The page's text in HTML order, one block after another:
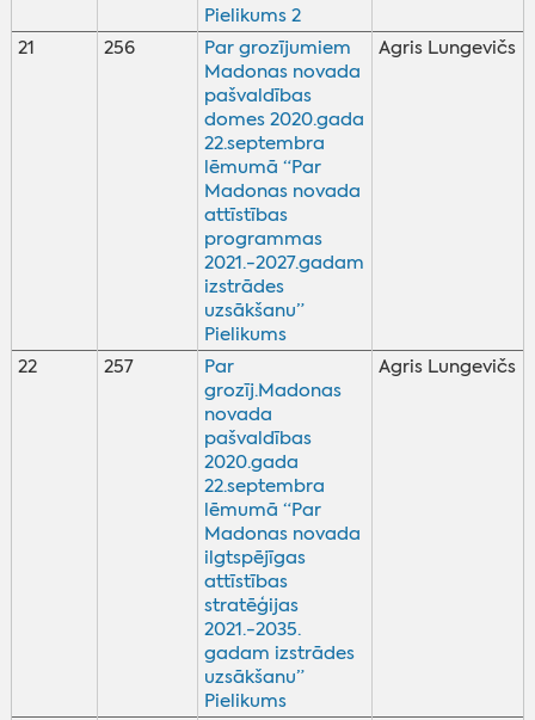
Pielikums 2
21 256
Par grozījumiem
Madonas novada
pašvaldības
domes 2020.gada
22.septembra
lēmumā “Par
Madonas novada
attīstības
programmas
2021.-2027.gadam
izstrādes
uzsākšanu”
Pielikums
Agris Lungevičs
22 257
Par
grozīj.Madonas
novada
pašvaldības
2020.gada
22.septembra
lēmumā “Par
Madonas novada
ilgtspējīgas
attīstības
stratēģijas
2021.-2035.
gadam izstrādes
uzsākšanu”
Pielikums
Agris Lungevičs